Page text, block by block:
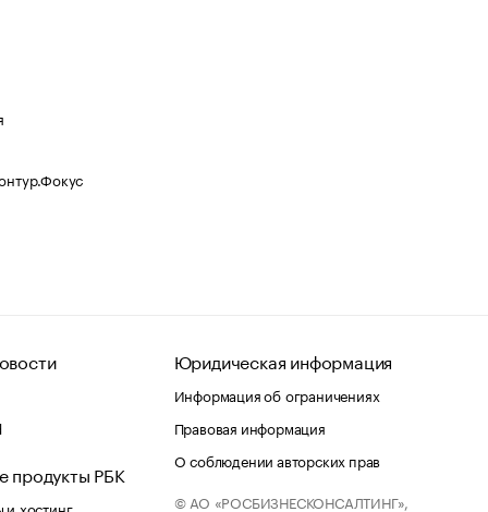
продукты РБК
хостинг
Юридическая информация
Информация об ограничениях
Правовая информация
О соблюдении авторских прав
© АО «РОСБИЗНЕСКОНСАЛТИНГ»,